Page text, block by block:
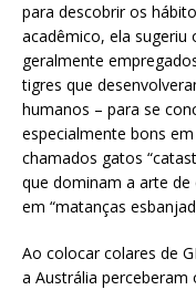
para descobrir os
acadêmico, ela sugeriu
geralmente
tigres que
humanos – para se
especialmente bons
chamados gatos
que dominam a arte
em “matanças
Ao colocar colares de
a Austrália